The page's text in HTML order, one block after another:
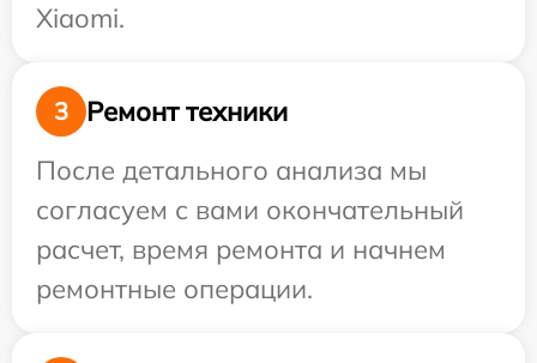
Xiaomi.
3
Ремонт техники
После детального анализа мы
согласуем с вами окончательный
расчет, время ремонта и начнем
ремонтные операции.